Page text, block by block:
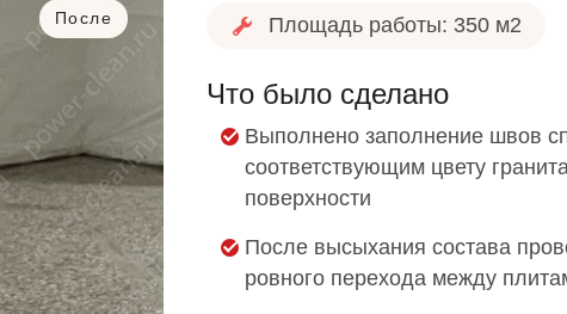
Площадь работы: 350 м2
Что было сделано
Выполнено заполнение швов
соответствующим цвету
поверхности
После высыхания состава
ровного перехода между